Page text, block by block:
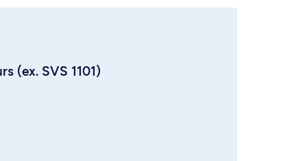
(ex. SVS 1101)